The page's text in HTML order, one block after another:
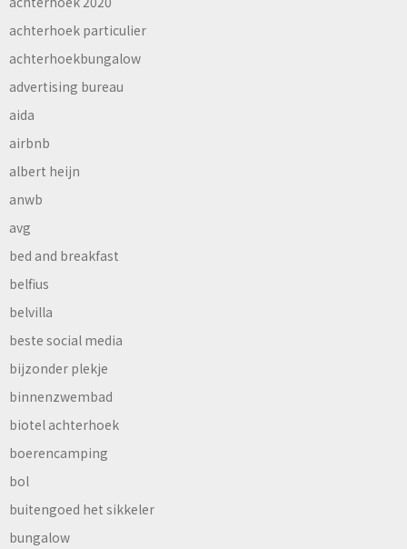
achterhoek particulier
achterhoekbungalow
advertising bureau
aida
airbnb
albert heijn
anwb
avg
bed and breakfast
belfius
belvilla
beste social media
bijzonder plekje
binnenzwembad
biotel achterhoek
boerencamping
bol
buitengoed het sikkeler
bungalow